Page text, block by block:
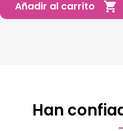
Añadir al carrito

Han